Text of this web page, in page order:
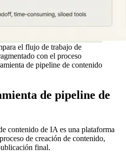
el flujo de trabajo de
con el proceso
de pipeline de contenido
de pipeline de
contenido de IA es una plataforma
de creación de contenido,
final.